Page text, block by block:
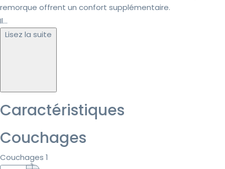
remorque offrent un confort supplémentaire.
Il...
Lisez la suite
Caractéristiques
Couchages
Couchages 1